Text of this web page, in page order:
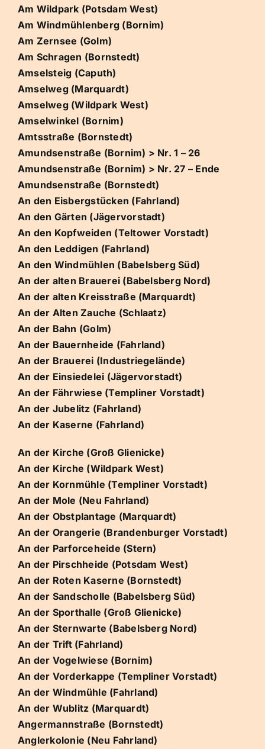
Am Wildpark (Potsdam West)
Am Windmühlenberg (Bornim)
Am Zernsee (Golm)
Am Schragen (Bornstedt)
Amselsteig (Caputh)
Amselweg (Marquardt)
Amselweg (Wildpark West)
Amselwinkel (Bornim)
Amtsstraße (Bornstedt)
Amundsenstraße (Bornim) > Nr. 1 – 26
Amundsenstraße (Bornim) > Nr. 27 – Ende
Amundsenstraße (Bornstedt)
An den Eisbergstücken (Fahrland)
An den Gärten (Jägervorstadt)
An den Kopfweiden (Teltower Vorstadt)
An den Leddigen (Fahrland)
An den Windmühlen (Babelsberg Süd)
An der alten Brauerei (Babelsberg Nord)
An der alten Kreisstraße (Marquardt)
An der Alten Zauche (Schlaatz)
An der Bahn (Golm)
An der Bauernheide (Fahrland)
An der Brauerei (Industriegelände)
An der Einsiedelei (Jägervorstadt)
An der Fährwiese (Templiner Vorstadt)
An der Jubelitz (Fahrland)
An der Kaserne (Fahrland)
An der Kirche (Groß Glienicke)
An der Kirche (Wildpark West)
An der Kornmühle (Templiner Vorstadt)
An der Mole (Neu Fahrland)
An der Obstplantage (Marquardt)
An der Orangerie (Brandenburger Vorstadt)
An der Parforceheide (Stern)
An der Pirschheide (Potsdam West)
An der Roten Kaserne (Bornstedt)
An der Sandscholle (Babelsberg Süd)
An der Sporthalle (Groß Glienicke)
An der Sternwarte (Babelsberg Nord)
An der Trift (Fahrland)
An der Vogelwiese (Bornim)
An der Vorderkappe (Templiner Vorstadt)
An der Windmühle (Fahrland)
An der Wublitz (Marquardt)
Angermannstraße (Bornstedt)
Anglerkolonie (Neu Fahrland)